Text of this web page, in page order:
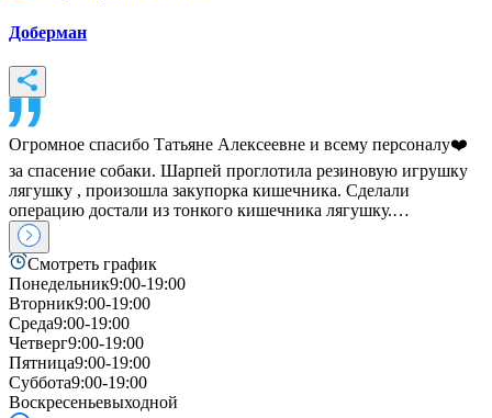
Доберман
Огромное спасибо Татьяне Алексеевне и всему персоналу❤️
за спасение собаки. Шарпей проглотила резиновую игрушку
лягушку , произошла закупорка кишечника. Сделали
операцию достали из тонкого кишечника лягушку.…
Смотреть график
Понедельник9:00-19:00
Вторник9:00-19:00
Среда9:00-19:00
Четверг9:00-19:00
Пятница9:00-19:00
Суббота9:00-19:00
Воскресеньевыходной